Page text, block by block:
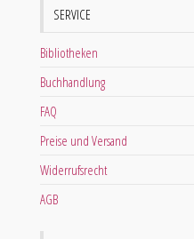
SERVICE
Bibliotheken
Buchhandlung
FAQ
Preise und Versand
Widerrufsrecht
AGB